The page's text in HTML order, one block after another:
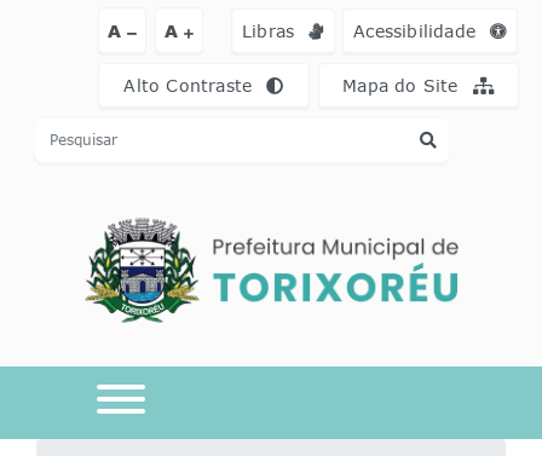
Ir para o conteúdo [alt+1] Ir para o menu [alt+2] Ir para a busca
A A Libras Acessibilidade
Alto Contraste Mapa do Site